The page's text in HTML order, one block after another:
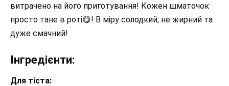
витрачено на його приготування! Кожен шматочок
просто тане в роті😋! В міру солодкий, не жирний та
дуже смачний!
Інгредієнти:
Для тіста: